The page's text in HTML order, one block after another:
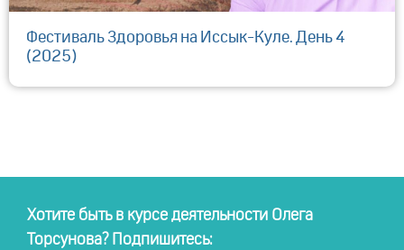
Фестиваль Здоровья на Иссык-Куле. День 4
(2025)
Хотите быть в курсе деятельности Олега
Торсунова? Подпишитесь: